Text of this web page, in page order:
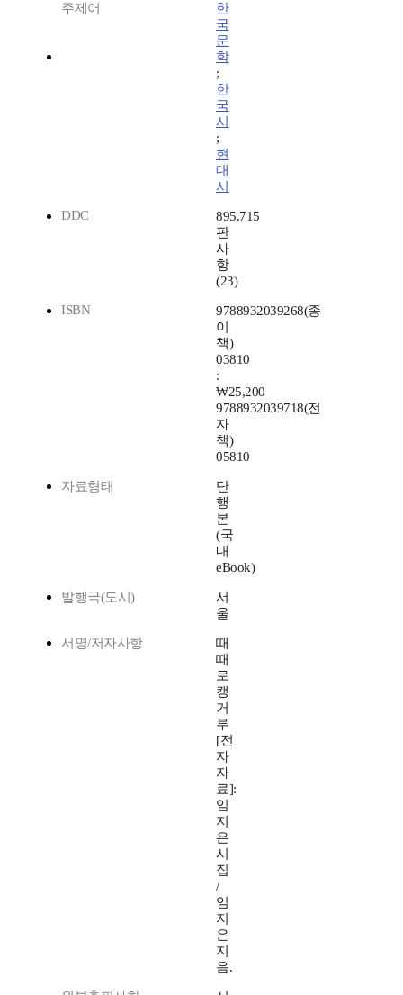
주제어
한
국
문
학
;
한
국
시
;
현
대
시
DDC
895.715
판
사
항
(23)
ISBN
9788932039268(종
이
책)
03810
:
₩25,200
9788932039718(전
자
책)
05810
자료형태
단
행
본
(국
내
eBook)
발행국(도시)
서
울
서명/저자사항
때
때
로
캥
거
루
[전
자
자
료]:
임
지
은
시
집
/
임
지
은
지
음.